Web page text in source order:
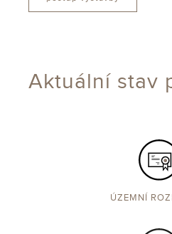
Aktuální stav
ÚZEMNÍ